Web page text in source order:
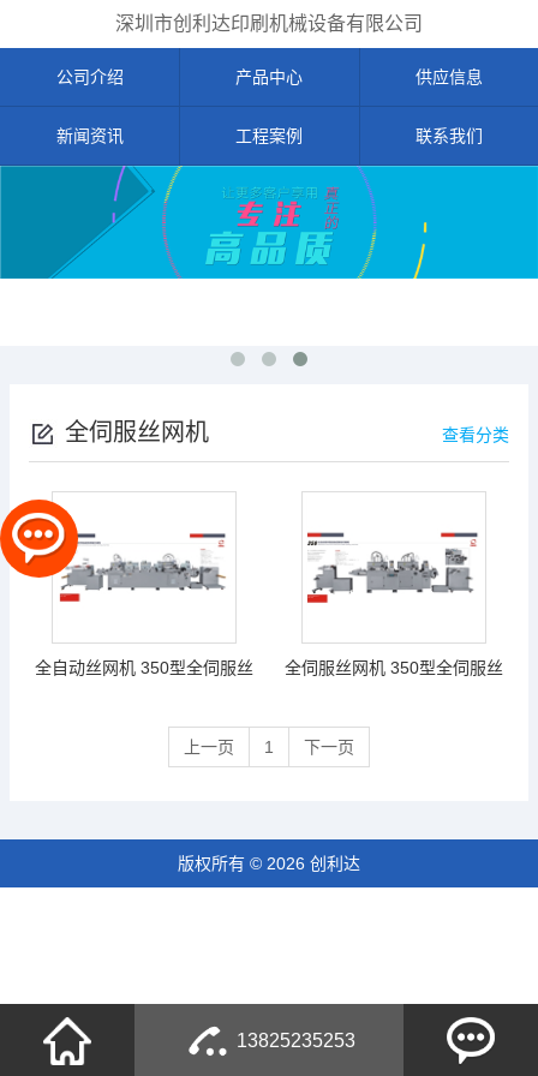
深圳市创利达印刷机械设备有限公司
公司介绍 产品中心 供应信息
新闻资讯 工程案例 联系我们
全伺服丝网机 查看分类
全自动丝网机 350型全伺服丝 全伺服丝网机 350型全伺服丝
上一页
1 下一页
版权所有 © 2026 创利达
13825235253